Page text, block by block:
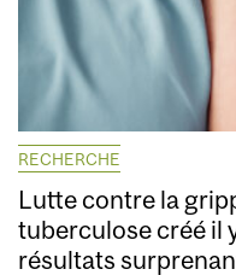
RECHERCHE
Lutte contre la
tuberculose créé il
résultats